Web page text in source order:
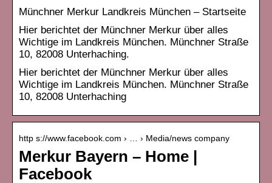
Münchner Merkur Landkreis München – Startseite
Hier berichtet der Münchner Merkur über alles
Wichtige im Landkreis München. Münchner Straße
10, 82008 Unterhaching.
Hier berichtet der Münchner Merkur über alles
Wichtige im Landkreis München. Münchner Straße
10, 82008 Unterhaching
http s://www.facebook.com › … › Media/news company
Merkur Bayern – Home |
Facebook